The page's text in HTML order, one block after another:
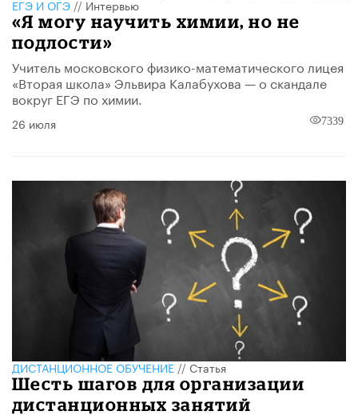
ЕГЭ И ОГЭ//Интервью
«Я могу научить химии, но не
подлости»
Учитель московского физико-математического лицея
«Вторая школа» Эльвира Калабухова — о скандале
вокруг ЕГЭ по химии.
26 июля 7339
ДИСТАНЦИОННОЕ ОБУЧЕНИЕ//Статья
Шесть шагов для организации
дистанционных занятий